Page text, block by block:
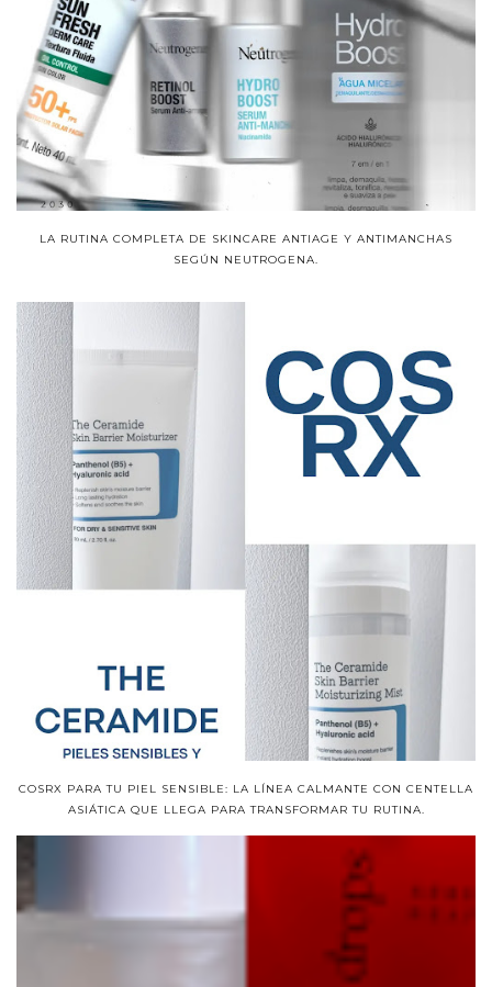
LA RUTINA COMPLETA DE SKINCARE ANTIAGE Y ANTIMANCHAS
SEGÚN NEUTROGENA.
COSRX PARA TU PIEL SENSIBLE: LA LÍNEA CALMANTE CON CENTELLA
ASIÁTICA QUE LLEGA PARA TRANSFORMAR TU RUTINA.